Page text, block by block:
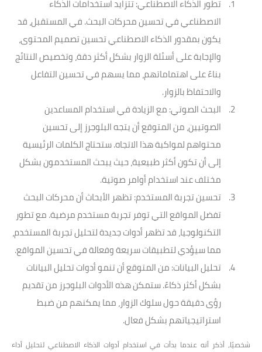
تطور الذكاء الاصطناعي: تتزايد استخدامات الذكاء
الاصطناعي في تحسين محركات البحث. في المستقبل، قد
يكون بمقدور الذكاء الاصطناعي تحسين تصميم المحتوى،
والإجابة على أسئلة الزوار بشكل أكثر دقة، وتخصيص النتائج
بناءً على اهتماماتهم، مما يسهم في تحسين التفاعل
والاحتفاظ بالزوار.
البحث الصوتي: مع الزيادة في استخدام المساعدين
الصوتيين، من المتوقع أن يتجه البلوجرز إلى تحسين
محتواهم لمواكبة هذا الاتجاه. ستحتاج الكلمات الرئيسية
إلى أن تكون أكثر طبيعية، حيث يبحث المستخدمون بشكل
مختلف عند استخدام أوامر صوتية.
تحسين تجربة المستخدم: تظهر الأبحاث أن محركات البحث
تفضل المواقع التي توفر تجربة مستخدم مرضية. مع تطور
التكنولوجيا، قد تظهر أدوات جديدة لتحليل تجربة المستخدم،
مما سيؤدي لتطبيقات سريعة وفعالة في تحسين المواقع.
تحليل البيانات: من المتوقع أن تنمو أدوات تحليل البيانات
بشكل أكثر ذكاءً. ستمكن هذه الأدوات البلوجرز من تقديم
رؤى دقيقة حول سلوك الزوار، مما يمكنهم من ضبط
استراتيجياتهم بشكل فعال.
شخصيًا، أذكر أنه عندما بدأت في استخدام أدوات الذكاء الاصطناعي لتحليل أداء